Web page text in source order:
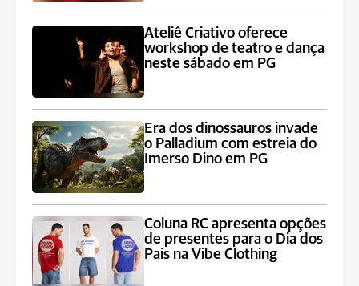
Ateliê Criativo oferece
workshop de teatro e dança
neste sábado em PG
Era dos dinossauros invade
o Palladium com estreia do
Imerso Dino em PG
Coluna RC apresenta opções
de presentes para o Dia dos
Pais na Vibe Clothing